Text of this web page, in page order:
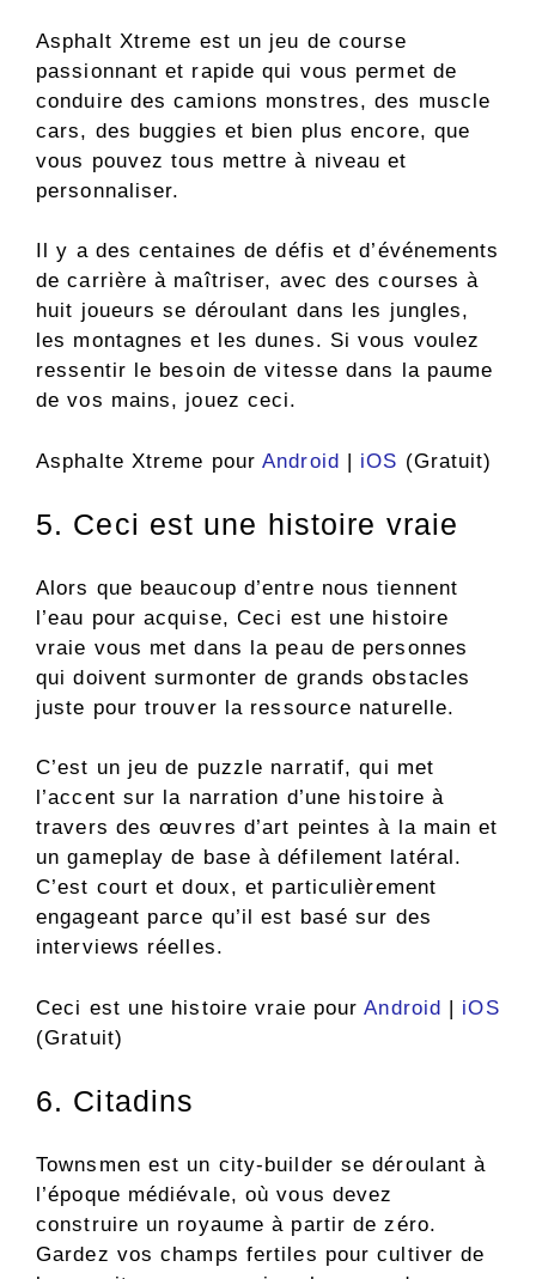
Asphalt Xtreme est un jeu de course
passionnant et rapide qui vous permet de
conduire des camions monstres, des muscle
cars, des buggies et bien plus encore, que
vous pouvez tous mettre à niveau et
personnaliser.
Il y a des centaines de défis et d’événements
de carrière à maîtriser, avec des courses à
huit joueurs se déroulant dans les jungles,
les montagnes et les dunes. Si vous voulez
ressentir le besoin de vitesse dans la paume
de vos mains, jouez ceci.
Asphalte Xtreme pourAndroid | iOS (Gratuit)
5. Ceci est une histoire vraie
Alors que beaucoup d’entre nous tiennent
l’eau pour acquise, Ceci est une histoire
vraie vous met dans la peau de personnes
qui doivent surmonter de grands obstacles
juste pour trouver la ressource naturelle.
C’est un jeu de puzzle narratif, qui met
l’accent sur la narration d’une histoire à
travers des œuvres d’art peintes à la main et
un gameplay de base à défilement latéral.
C’est court et doux, et particulièrement
engageant parce qu’il est basé sur des
interviews réelles.
Ceci est une histoire vraie pourAndroid | iOS
(Gratuit)
6. Citadins
Townsmen est un city-builder se déroulant à
l’époque médiévale, où vous devez
construire un royaume à partir de zéro.
Gardez vos champs fertiles pour cultiver de